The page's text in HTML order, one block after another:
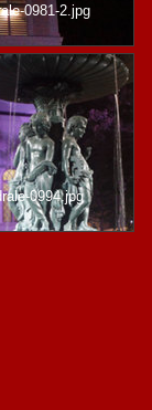
0981-2.jpg
0994.jpg